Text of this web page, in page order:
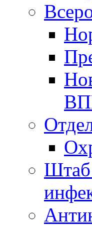
Штаб